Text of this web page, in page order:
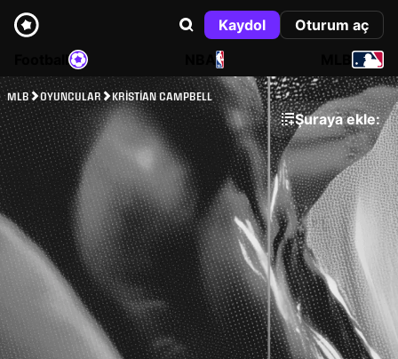
Kaydol
Oturum aç
NBA
MLB OYUNCULAR KRISTIAN CAMPBELL
Şuraya ekle: